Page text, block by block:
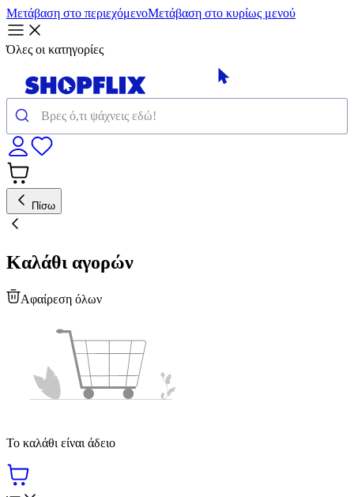
Μετάβαση στο περιεχόμενοΜετάβαση στο κυρίως μενού
Όλες οι κατηγορίες
Πίσω
Καλάθι αγορών
Αφαίρεση όλων
Το καλάθι είναι άδειο